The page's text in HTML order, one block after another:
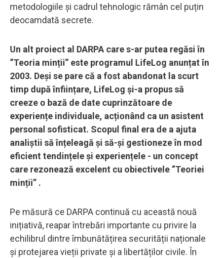
metodologiile și cadrul tehnologic rămân cel puțin
deocamdată secrete.
Un alt proiect al DARPA care s-ar putea regăsi în
“Teoria minții” este programul LifeLog anunțat în
2003. Deși se pare că a fost abandonat la scurt
timp după înființare, LifeLog și-a propus să
creeze o bază de date cuprinzătoare de
experiențe individuale, acționând ca un asistent
personal sofisticat. Scopul final era de a ajuta
analiștii să înțeleagă și să-și gestioneze în mod
eficient tendințele și experiențele - un concept
care rezonează excelent cu obiectivele “Teoriei
minții” .
Pe măsură ce DARPA continuă cu această nouă
inițiativă, reapar întrebări importante cu privire la
echilibrul dintre îmbunătățirea securității naționale
și protejarea vieții private și a libertăților civile. În